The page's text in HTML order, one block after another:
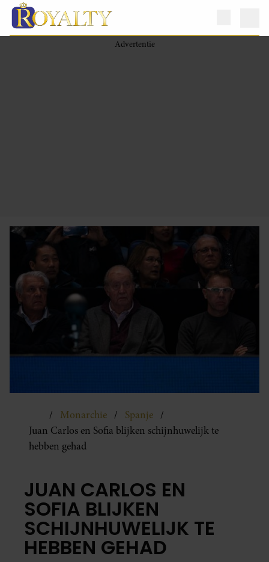
Monarchie
Spanje
Juan Carlos en Sofia blijken schijnhuwelijk te
hebben gehad
JUAN CARLOS EN
SOFIA BLIJKEN
SCHIJNHUWELIJK TE
HEBBEN GEHAD